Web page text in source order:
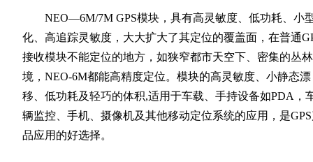
NEO—6M/7M GPS模块，具有高灵敏度、低功耗、小
化、高追踪灵敏度，大大扩大了其定位的覆盖面，在普通
接收模块不能定位的地方，如狭窄都市天空下、密集的丛
境，NEO-6M都能高精度定位。模块的高灵敏度、小静态漂
移、低功耗及轻巧的体积,适用于车载、手持设备如PDA，
辆监控、手机、摄像机及其他移动定位系统的应用，是
品应用的好选择。